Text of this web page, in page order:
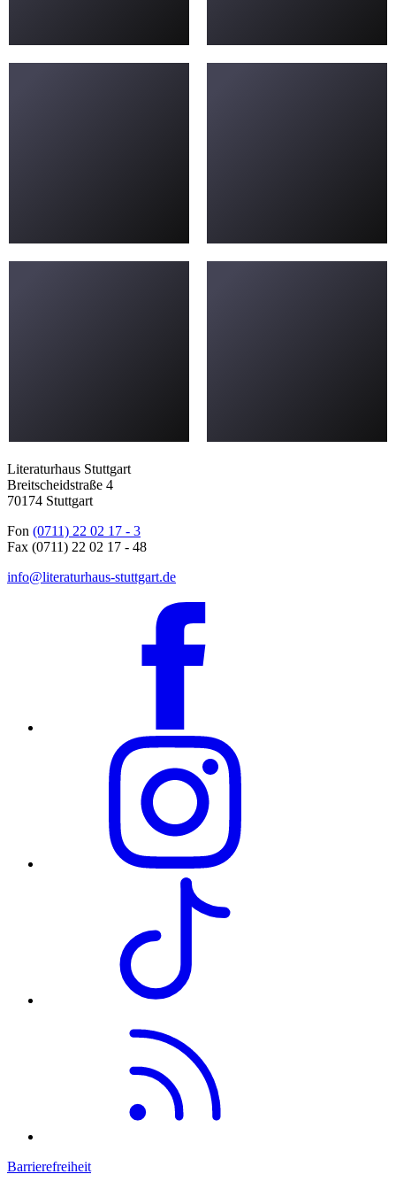
Literaturhaus Stuttgart
Breitscheidstraße 4
70174 Stuttgart
Fon (0711) 22 02 17 - 3
Fax (0711) 22 02 17 - 48
info@literaturhaus-stuttgart.de
Barrierefreiheit